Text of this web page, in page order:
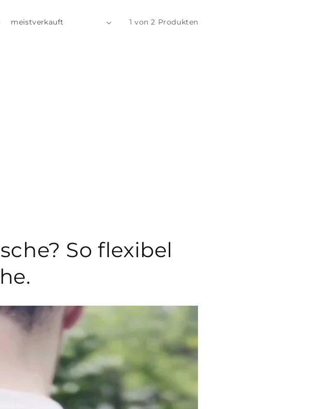
1 von 2 Produkten
So flexibel